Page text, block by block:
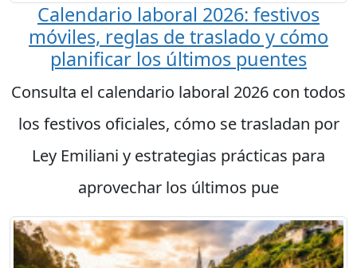
Calendario laboral 2026: festivos
móviles, reglas de traslado y cómo
planificar los últimos puentes
Consulta el calendario laboral 2026 con todos
los festivos oficiales, cómo se trasladan por
Ley Emiliani y estrategias prácticas para
aprovechar los últimos pue